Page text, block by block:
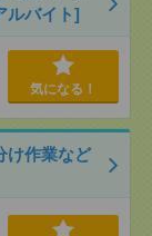
ルバイト]
気になる！
け作業など